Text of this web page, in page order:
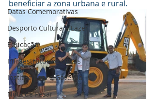
Datas Comemorativas
Desporto Cultura e Lazer
Educação
Infraestrutura e Obras
Institucional e Governo
Nota de Pesar
beneficiar a zona urbana e rural.